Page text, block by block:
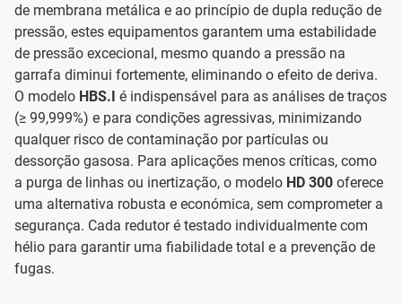
de membrana metálica e ao princípio de dupla redução de
pressão, estes equipamentos garantem uma estabilidade
de pressão excecional, mesmo quando a pressão na
garrafa diminui fortemente, eliminando o efeito de deriva.
O modelo HBS.I é indispensável para as análises de traços
(≥ 99,999%) e para condições agressivas, minimizando
qualquer risco de contaminação por partículas ou
dessorção gasosa. Para aplicações menos críticas, como
a purga de linhas ou inertização, o modelo HD 300 oferece
uma alternativa robusta e económica, sem comprometer a
segurança. Cada redutor é testado individualmente com
hélio para garantir uma fiabilidade total e a prevenção de
fugas.